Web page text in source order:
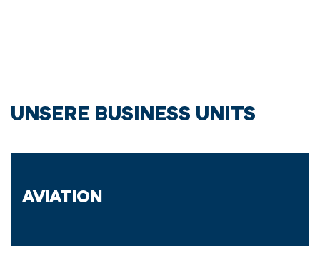
UNSERE BUSINESS UNITS
AVIATION